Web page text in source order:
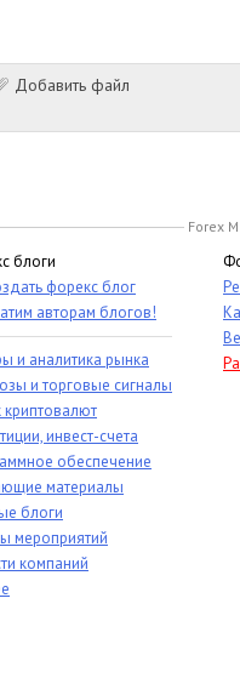
Добавить файл
Forex
блоги
форекс блог
авторам блогов!
и аналитика рынка
и торговые сигналы
инвест-счета
обеспечение
материалы
блоги
мероприятий
компаний